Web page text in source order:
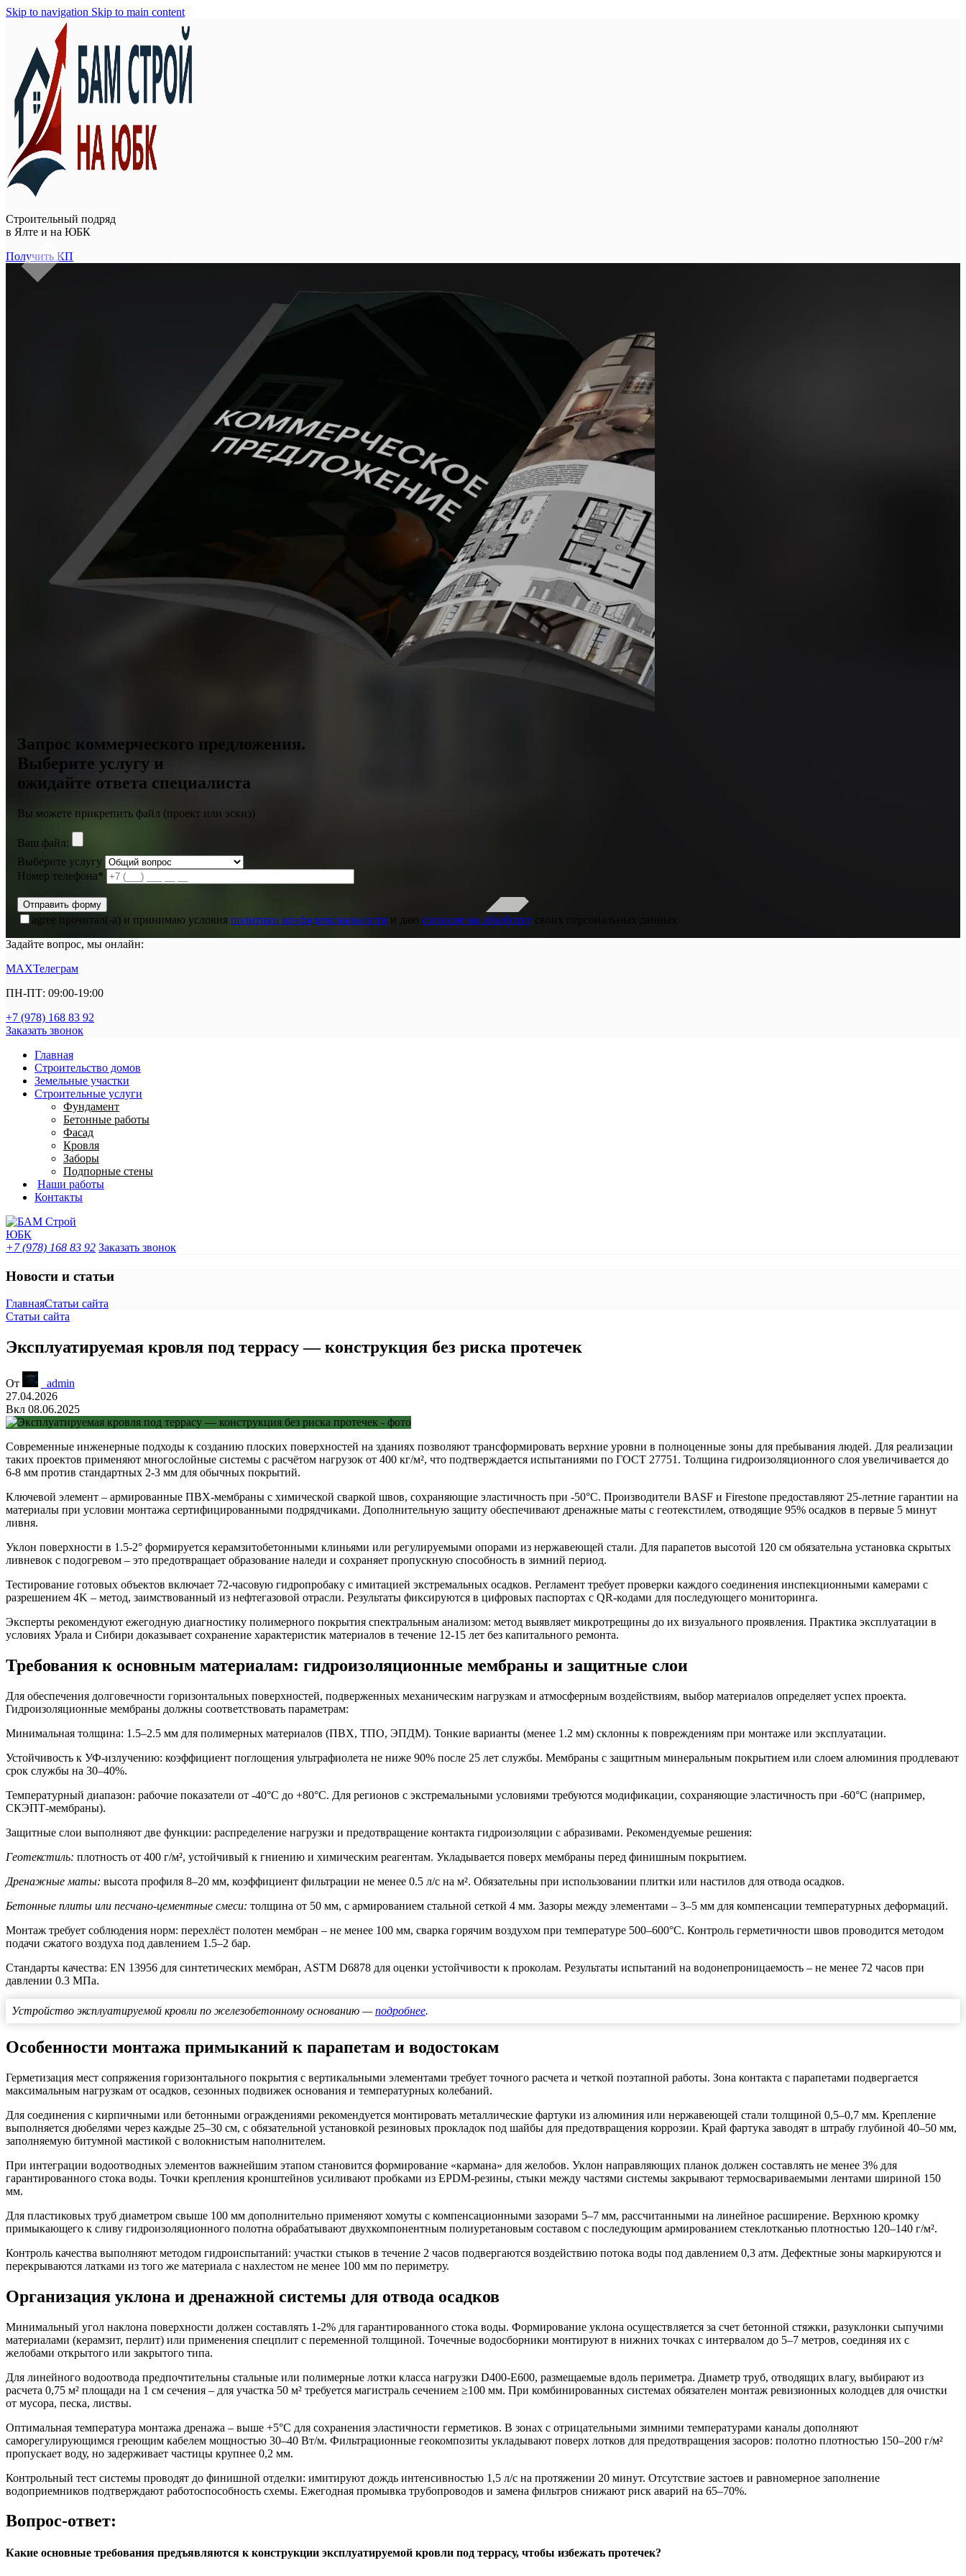
Skip to navigation Skip to main content
Строительный подряд
в Ялте и на ЮБК
Получить КП
Запрос коммерческого предложения.
Выберите услугу и
ожидайте ответа специалиста
Вы можете прикрепить файл (проект или эскиз)
Ваш файл:
Выберите услугу
Номер телефона*
agree прочитал(-а) и принимаю условия политики конфиденциальности и даю согласие на обработку
Задайте вопрос, мы онлайн:
MAXТелеграм
ПН-ПТ: 09:00-19:00
+7 (978) 168 83 92
Заказать звонок
Главная
Строительство домов
Земельные участки
Строительные услуги
Фундамент
Бетонные работы
Фасад
Кровля
Заборы
Подпорные стены
Наши работы
Контакты
+7 (978) 168 83 92 Заказать звонок
Новости и статьи
ГлавнаяСтатьи сайта
Статьи сайта
Эксплуатируемая кровля под террасу — конструкция без риска протечек
От
_admin
27.04.2026
Вкл 08.06.2025
Современные инженерные подходы к созданию плоских поверхностей на зданиях позволяют трансформировать верхние уровни в полноценные зоны для пребывания людей. Для реализации
таких проектов применяют многослойные системы с расчётом нагрузок от 400 кг/м², что подтверждается испытаниями по ГОСТ 27751. Толщина гидроизоляционного слоя увеличивается до
6-8 мм против стандартных 2-3 мм для обычных покрытий.
Ключевой элемент – армированные ПВХ-мембраны с химической сваркой швов, сохраняющие эластичность при -50°C. Производители BASF и Firestone предоставляют 25-летние гарантии на
материалы при условии монтажа сертифицированными подрядчиками. Дополнительную защиту обеспечивают дренажные маты с геотекстилем, отводящие 95% осадков в первые 5 минут
ливня.
Уклон поверхности в 1.5-2° формируется керамзитобетонными клиньями или регулируемыми опорами из нержавеющей стали. Для парапетов высотой 120 см обязательна установка скрытых
ливневок с подогревом – это предотвращает образование наледи и сохраняет пропускную способность в зимний период.
Тестирование готовых объектов включает 72-часовую гидропробаку с имитацией экстремальных осадков. Регламент требует проверки каждого соединения инспекционными камерами с
разрешением 4K – метод, заимствованный из нефтегазовой отрасли. Результаты фиксируются в цифровых паспортах с QR-кодами для последующего мониторинга.
Эксперты рекомендуют ежегодную диагностику полимерного покрытия спектральным анализом: метод выявляет микротрещины до их визуального проявления. Практика эксплуатации в
условиях Урала и Сибири доказывает сохранение характеристик материалов в течение 12-15 лет без капитального ремонта.
Требования к основным материалам: гидроизоляционные мембраны и защитные слои
Для обеспечения долговечности горизонтальных поверхностей, подверженных механическим нагрузкам и атмосферным воздействиям, выбор материалов определяет успех проекта.
Гидроизоляционные мембраны должны соответствовать параметрам:
Минимальная толщина: 1.5–2.5 мм для полимерных материалов (ПВХ, ТПО, ЭПДМ). Тонкие варианты (менее 1.2 мм) склонны к повреждениям при монтаже или эксплуатации.
Устойчивость к УФ-излучению: коэффициент поглощения ультрафиолета не ниже 90% после 25 лет службы. Мембраны с защитным минеральным покрытием или слоем алюминия продлевают
срок службы на 30–40%.
Температурный диапазон: рабочие показатели от -40°C до +80°C. Для регионов с экстремальными условиями требуются модификации, сохраняющие эластичность при -60°C (например,
СКЭПТ-мембраны).
Защитные слои выполняют две функции: распределение нагрузки и предотвращение контакта гидроизоляции с абразивами. Рекомендуемые решения:
Геотекстиль: плотность от 400 г/м², устойчивый к гниению и химическим реагентам. Укладывается поверх мембраны перед финишным покрытием.
Дренажные маты: высота профиля 8–20 мм, коэффициент фильтрации не менее 0.5 л/с на м². Обязательны при использовании плитки или настилов для отвода осадков.
Бетонные плиты или песчано-цементные смеси: толщина от 50 мм, с армированием стальной сеткой 4 мм. Зазоры между элементами – 3–5 мм для компенсации температурных деформаций.
Монтаж требует соблюдения норм: перехлёст полотен мембран – не менее 100 мм, сварка горячим воздухом при температуре 500–600°C. Контроль герметичности швов проводится методом
подачи сжатого воздуха под давлением 1.5–2 бар.
Стандарты качества: EN 13956 для синтетических мембран, ASTM D6878 для оценки устойчивости к проколам. Результаты испытаний на водонепроницаемость – не менее 72 часов при
давлении 0.3 МПа.
Устройство эксплуатируемой кровли по железобетонному основанию —подробнее.
Особенности монтажа примыканий к парапетам и водостокам
Герметизация мест сопряжения горизонтального покрытия с вертикальными элементами требует точного расчета и четкой поэтапной работы. Зона контакта с парапетами подвергается
максимальным нагрузкам от осадков, сезонных подвижек основания и температурных колебаний.
Для соединения с кирпичными или бетонными ограждениями рекомендуется монтировать металлические фартуки из алюминия или нержавеющей стали толщиной 0,5–0,7 мм. Крепление
выполняется дюбелями через каждые 25–30 см, с обязательной установкой резиновых прокладок под шайбы для предотвращения коррозии. Край фартука заводят в штрабу глубиной 40–50 мм,
заполняемую битумной мастикой с волокнистым наполнителем.
При интеграции водоотводных элементов важнейшим этапом становится формирование «кармана» для желобов. Уклон направляющих планок должен составлять не менее 3% для
гарантированного стока воды. Точки крепления кронштейнов усиливают пробками из EPDM-резины, стыки между частями системы закрывают термосвариваемыми лентами шириной 150
мм.
Для пластиковых труб диаметром свыше 100 мм дополнительно применяют хомуты с компенсационными зазорами 5–7 мм, рассчитанными на линейное расширение. Верхнюю кромку
примыкающего к сливу гидроизоляционного полотна обрабатывают двухкомпонентным полиуретановым составом с последующим армированием стеклотканью плотностью 120–140 г/м².
Контроль качества выполняют методом гидроиспытаний: участки стыков в течение 2 часов подвергаются воздействию потока воды под давлением 0,3 атм. Дефектные зоны маркируются и
перекрываются латками из того же материала с нахлестом не менее 100 мм по периметру.
Организация уклона и дренажной системы для отвода осадков
Минимальный угол наклона поверхности должен составлять 1-2% для гарантированного стока воды. Формирование уклона осуществляется за счет бетонной стяжки, разуклонки сыпучими
материалами (керамзит, перлит) или применения спецплит с переменной толщиной. Точечные водосборники монтируют в нижних точках с интервалом до 5–7 метров, соединяя их с
желобами открытого или закрытого типа.
Для линейного водоотвода предпочтительны стальные или полимерные лотки класса нагрузки D400-E600, размещаемые вдоль периметра. Диаметр труб, отводящих влагу, выбирают из
расчета 0,75 м² площади на 1 см сечения – для участка 50 м² требуется магистраль сечением ≥100 мм. При комбинированных системах обязателен монтаж ревизионных колодцев для очистки
от мусора, песка, листвы.
Оптимальная температура монтажа дренажа – выше +5°C для сохранения эластичности герметиков. В зонах с отрицательными зимними температурами каналы дополняют
саморегулирующимся греющим кабелем мощностью 30–40 Вт/м. Фильтрационные геокомпозиты укладывают поверх лотков для предотвращения засоров: полотно плотностью 150–200 г/м²
пропускает воду, но задерживает частицы крупнее 0,2 мм.
Контрольный тест системы проводят до финишной отделки: имитируют дождь интенсивностью 1,5 л/с на протяжении 20 минут. Отсутствие застоев и равномерное заполнение
водоприемников подтверждают работоспособность схемы. Ежегодная промывка трубопроводов и замена фильтров снижают риск аварий на 65–70%.
Вопрос-ответ:
Какие основные требования предъявляются к конструкции эксплуатируемой кровли под террасу, чтобы избежать протечек?